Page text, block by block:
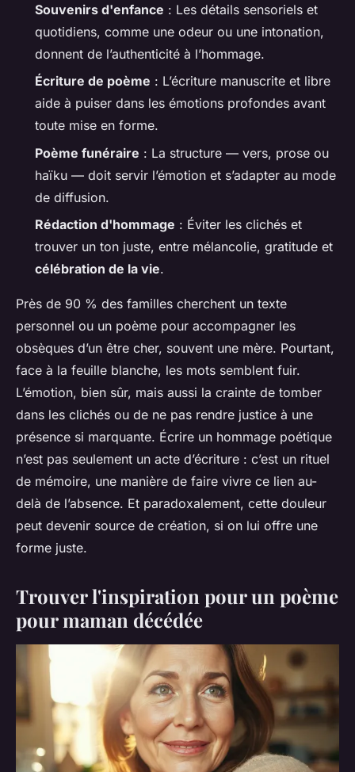
Souvenirs d'enfance : Les détails sensoriels et
quotidiens, comme une odeur ou une intonation,
donnent de l’authenticité à l’hommage.
Écriture de poème : L’écriture manuscrite et libre
aide à puiser dans les émotions profondes avant
toute mise en forme.
Poème funéraire : La structure — vers, prose ou
haïku — doit servir l’émotion et s’adapter au mode
de diffusion.
Rédaction d'hommage : Éviter les clichés et
trouver un ton juste, entre mélancolie, gratitude et
célébration de la vie.
Près de 90 % des familles cherchent un texte
personnel ou un poème pour accompagner les
obsèques d’un être cher, souvent une mère. Pourtant,
face à la feuille blanche, les mots semblent fuir.
L’émotion, bien sûr, mais aussi la crainte de tomber
dans les clichés ou de ne pas rendre justice à une
présence si marquante. Écrire un hommage poétique
n’est pas seulement un acte d’écriture : c’est un rituel
de mémoire, une manière de faire vivre ce lien au-
delà de l’absence. Et paradoxalement, cette douleur
peut devenir source de création, si on lui offre une
forme juste.
Trouver l'inspiration pour un poème
pour maman décédée